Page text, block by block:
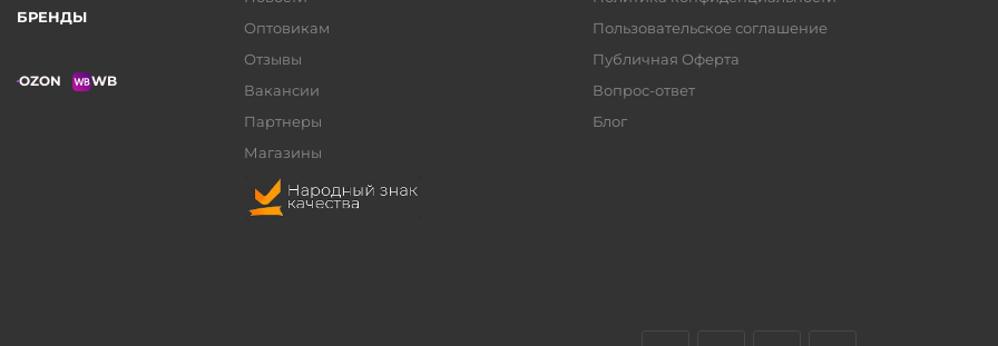
БРЕНДЫ
OZON WB
Оптовикам
Отзывы
Вакансии
Партнеры
Магазины
Пользовательское соглашение
Публичная Оферта
Вопрос-ответ
Блог